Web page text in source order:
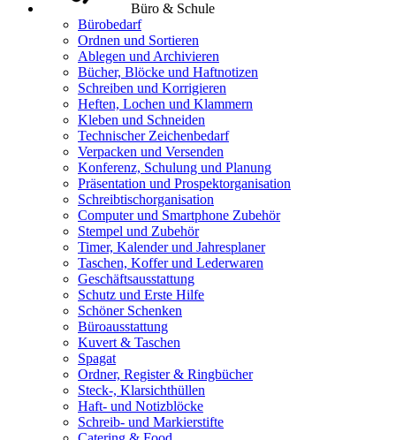
Büro & Schule
Bürobedarf
Ordnen und Sortieren
Ablegen und Archivieren
Bücher, Blöcke und Haftnotizen
Schreiben und Korrigieren
Heften, Lochen und Klammern
Kleben und Schneiden
Technischer Zeichenbedarf
Verpacken und Versenden
Konferenz, Schulung und Planung
Präsentation und Prospektorganisation
Schreibtischorganisation
Computer und Smartphone Zubehör
Stempel und Zubehör
Timer, Kalender und Jahresplaner
Taschen, Koffer und Lederwaren
Geschäftsausstattung
Schutz und Erste Hilfe
Schöner Schenken
Büroausstattung
Kuvert & Taschen
Spagat
Ordner, Register & Ringbücher
Steck-, Klarsichthüllen
Haft- und Notizblöcke
Schreib- und Markierstifte